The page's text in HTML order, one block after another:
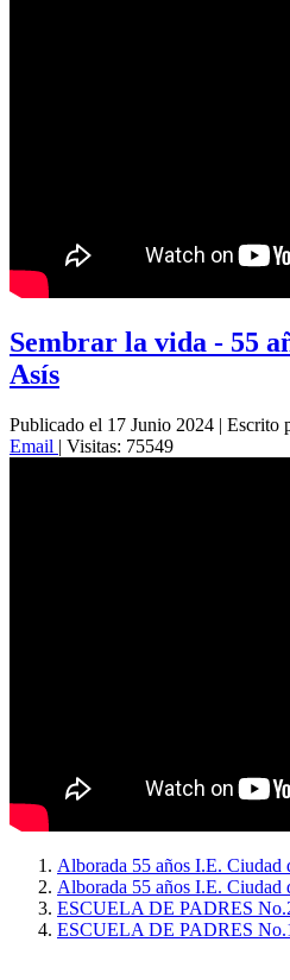
Sembrar la vida - 55
Asís
Publicado el 17 Junio 2024 | Escrito
Email | Visitas: 75549
Alborada 55 años I.E. Ciudad
Alborada 55 años I.E. Ciudad
ESCUELA DE PADRES
ESCUELA DE PADRES